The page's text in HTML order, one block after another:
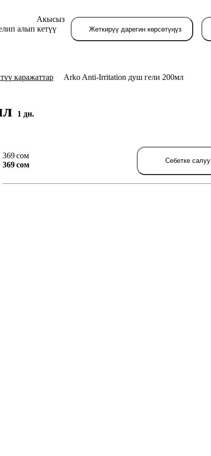
алып кетүү
Акысыз
Жеткирүү дарегин көрсөтүңүз
каражаттар Arko Anti-Irritation душ гели 200мл
1 дн.
369 сом
369 сом
Себетке салуу
Бул жерде сиз буйрутма берген
товарлар пайда болот.